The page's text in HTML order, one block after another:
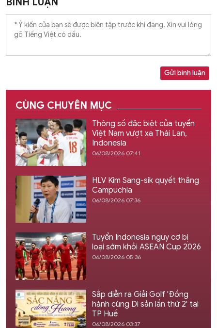
Gửi bình luận
CÙNG CHUYÊN MỤC
Thông số đặc biệt của tuyển
Việt Nam vượt xa Thái Lan,
Indonesia
06/08/2026 07:41
HLV Kim Sang-sik quyết thắng
Campuchia
06/08/2026 07:36
Tuyển Indonesia nguy cơ bị
loại sớm khỏi ASEAN Cup 2026
06/08/2026 05:36
Sắp diễn ra Giải Golf 'Đồng
hành cùng Di sản lần thứ 2' tại
TP Huế
06/08/2026 03:37